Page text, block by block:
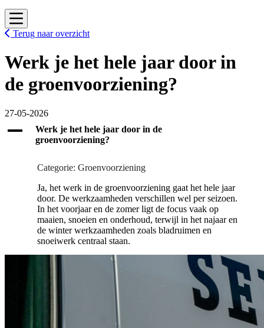
Terug naar overzicht
Werk je het hele jaar door in
de groenvoorziening?
27-05-2026
A
Werk je het hele jaar door in de
groenvoorziening?
Categorie: Groenvoorziening
Ja, het werk in de groenvoorziening gaat het hele jaar
door. De werkzaamheden verschillen wel per seizoen.
In het voorjaar en de zomer ligt de focus vaak op
maaien, snoeien en onderhoud, terwijl in het najaar en
de winter werkzaamheden zoals bladruimen en
snoeiwerk centraal staan.